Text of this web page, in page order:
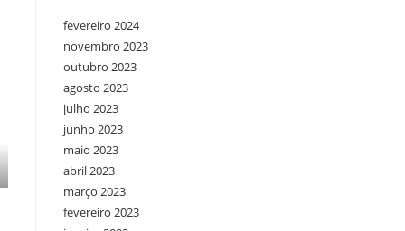
fevereiro 2024
novembro 2023
outubro 2023
agosto 2023
julho 2023
junho 2023
maio 2023
abril 2023
março 2023
fevereiro 2023